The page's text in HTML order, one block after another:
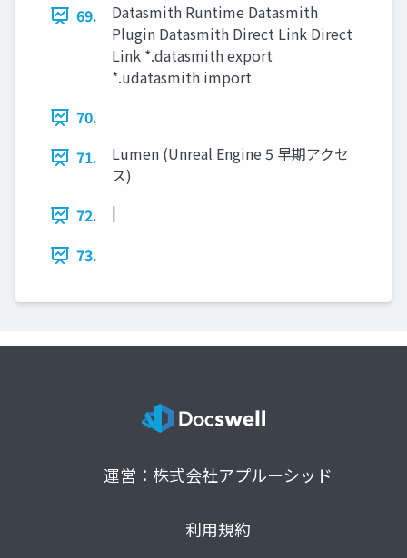
69.
Datasmith Runtime Datasmith
Plugin Datasmith Direct Link Direct
Link *.datasmith export
*.udatasmith import
70.
71.
Lumen (Unreal Engine 5 早期アクセ
ス)
72.
|
73.
運営：株式会社アプルーシッド
利用規約